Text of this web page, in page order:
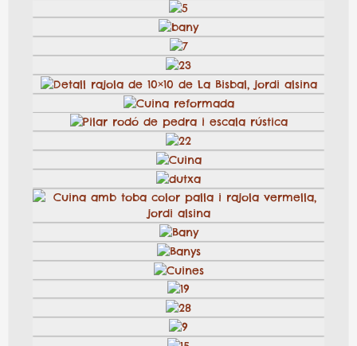
Bany
cuina
bany
5
20
11
Cuina
bany
cuina
Cuina
Sala d’estar
dutxa
Lavabo amb encimera de rajola, jordi alsina
Barana amb balustres de recuperació, jordi alsina
Cuina
dutxa
escales